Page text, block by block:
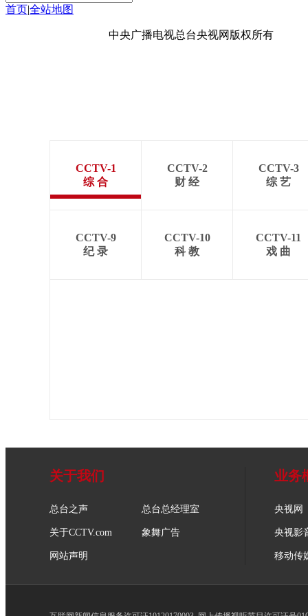
首页|全站地图
中央广播电视总台央视网 版权所有
CCTV-1
综 合
CCTV-2
财 经
CCTV-3
综 艺
CCTV-9
纪 录
CCTV-10
科 教
CCTV-11
戏 曲
关于我们
总台之声 总台总经理室
关于CCTV.com 象舞广告
网站声明
业务
央视网
央视影
移动传